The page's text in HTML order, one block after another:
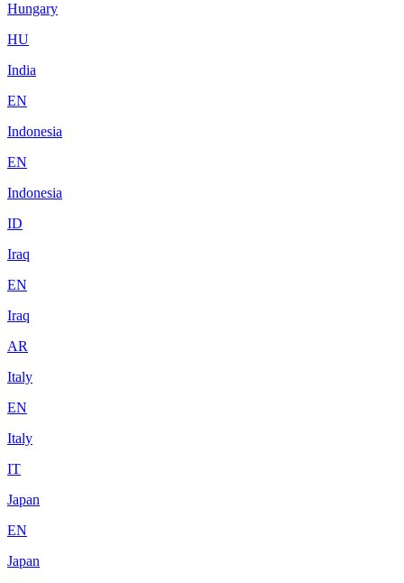
Hungary
HU
India
EN
Indonesia
EN
Indonesia
ID
Iraq
EN
Iraq
AR
Italy
EN
Italy
IT
Japan
EN
Japan